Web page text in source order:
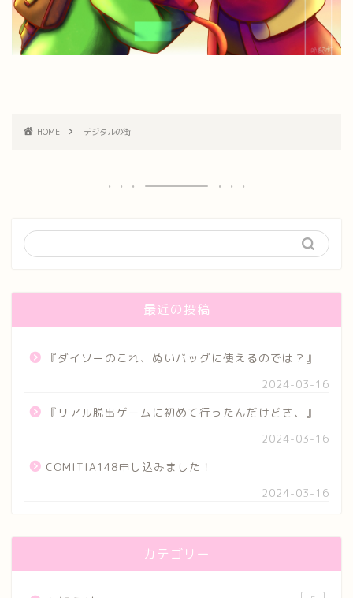
HOME デジタルの街
最近の投稿
『ダイソーのこれ、ぬいバッグに使えるのでは？』
2024-03-16
『リアル脱出ゲームに初めて行ったんだけどさ、』
2024-03-16
COMITIA148申し込みました！
2024-03-16
カテゴリー